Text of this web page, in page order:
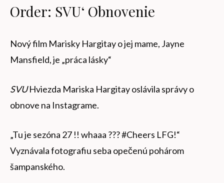
Order: SVU‘ Obnovenie
Nový film Marisky Hargitay o jej mame, Jayne
Mansfield, je „práca lásky“
SVUHviezda Mariska Hargitay oslávila správy o
obnove na Instagrame.
„Tu je sezóna 27 !! whaaa ??? #Cheers LFG!“
Vyznávala fotografiu seba opečenú pohárom
šampanského.